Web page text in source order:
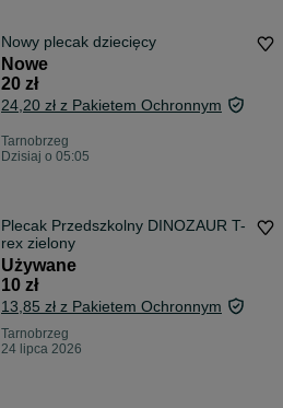
Nowy plecak dziecięcy
Nowe
20 zł
24,20 zł z Pakietem Ochronnym
Tarnobrzeg
Dzisiaj o 05:05
Plecak Przedszkolny DINOZAUR T-
rex zielony
Używane
10 zł
13,85 zł z Pakietem Ochronnym
Tarnobrzeg
24 lipca 2026